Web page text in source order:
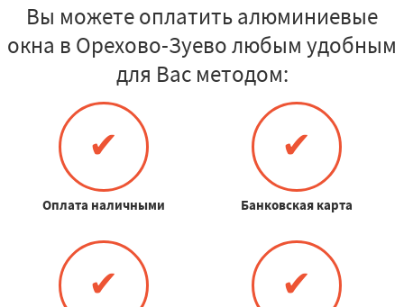
Вы можете оплатить алюминиевые
окна в Орехово-Зуево любым удобным
для Вас методом:
✔
Оплата наличными
✔
Банковская карта
✔ ✔